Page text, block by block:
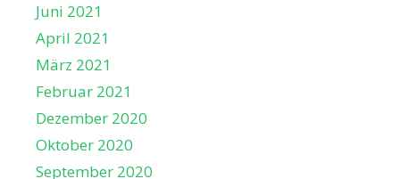
Juni 2021
April 2021
März 2021
Februar 2021
Dezember 2020
Oktober 2020
September 2020